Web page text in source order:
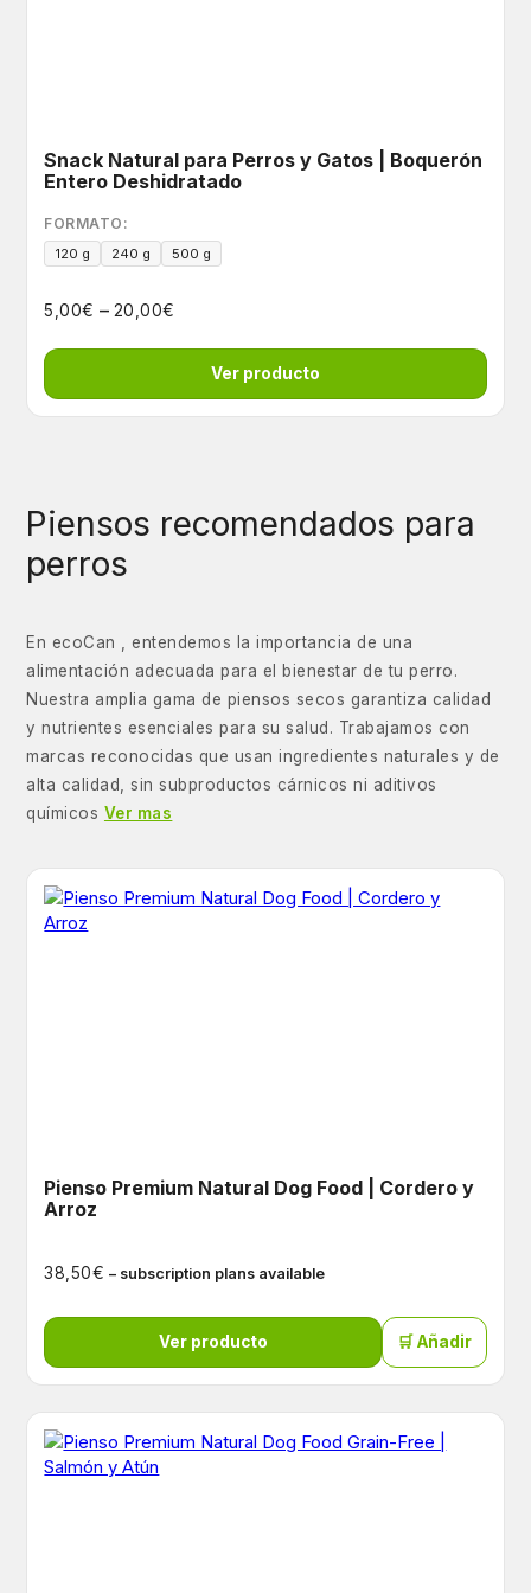
Snack Natural para Perros y Gatos | Boquerón
Entero Deshidratado
FORMATO:
120 g 240 g 500 g
5,00€ – 20,00€
Ver producto
Piensos recomendados para
perros
En ecoCan , entendemos la importancia de una
alimentación adecuada para el bienestar de tu perro.
Nuestra amplia gama de piensos secos garantiza calidad
y nutrientes esenciales para su salud. Trabajamos con
marcas reconocidas que usan ingredientes naturales y de
alta calidad, sin subproductos cárnicos ni aditivos
químicos Ver mas
Pienso Premium Natural Dog Food | Cordero y
Arroz
38,50€ – subscription plans available
Ver producto 🛒 Añadir